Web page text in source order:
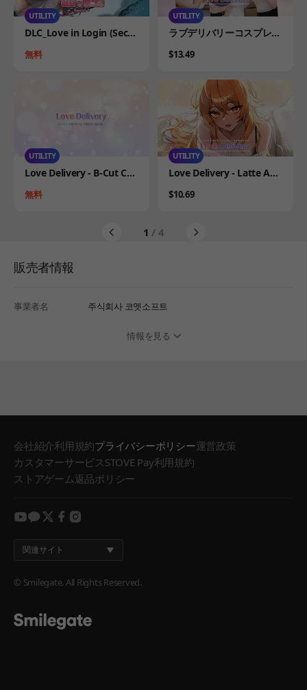
UTILITY
Product
DLC_Love in Login (Secre
Price
無料
UTILITY
Product
ラブデリバリーコスプレフ
Price
$13.49
UTILITY
Product
Love Delivery - B-Cut Cos
Price
無料
UTILITY
Product
Love Delivery - Latte Aud
Price
$10.69
1 / 4
販売者情報
事業者名 주식회사 코멧소프트
情報を見る
会社紹介利用規約プライバシーポリシー運営政策
カスタマーサービスSTOVE Pay利用規約
ストアゲーム返品ポリシー
youtube
kakao
twitter
facebook
instagram
関連サイト
© Smilegate. All Rights Reserved.